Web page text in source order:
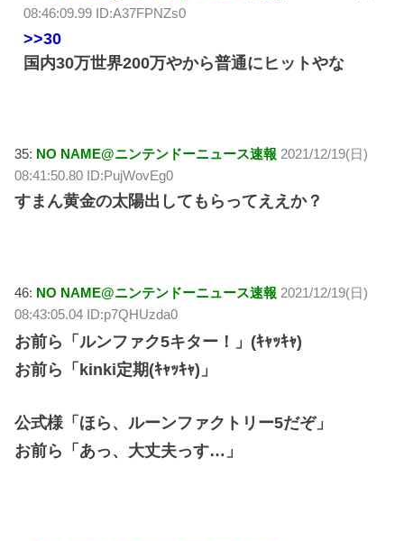
08:46:09.99 ID:A37FPNZs0
>>30
国内30万世界200万やから普通にヒットやな
35: NO NAME@ニンテンドーニュース速報 2021/12/19(日)
08:41:50.80 ID:PujWovEg0
すまん黄金の太陽出してもらってええか？
46: NO NAME@ニンテンドーニュース速報 2021/12/19(日)
08:43:05.04 ID:p7QHUzda0
お前ら「ルンファク5キター！」(ｷｬｯｷｬ)
お前ら「kinki定期(ｷｬｯｷｬ)」
公式様「ほら、ルーンファクトリー5だぞ」
お前ら「あっ、大丈夫っす…」